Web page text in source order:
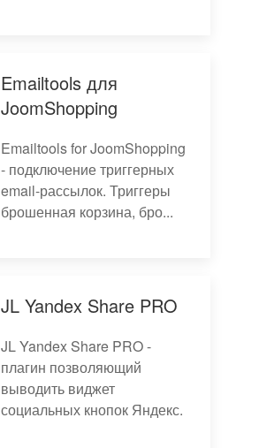
Emailtools для
JoomShopping
Emailtools for JoomShopping
- подключение триггерных
email-рассылок. Триггеры
брошенная корзина, бро...
JL Yandex Share PRO
JL Yandex Share PRO -
плагин позволяющий
выводить виджет
социальных кнопок Яндекс.